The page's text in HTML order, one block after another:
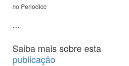
no Periodico
...
Saiba mais sobre esta
publicação